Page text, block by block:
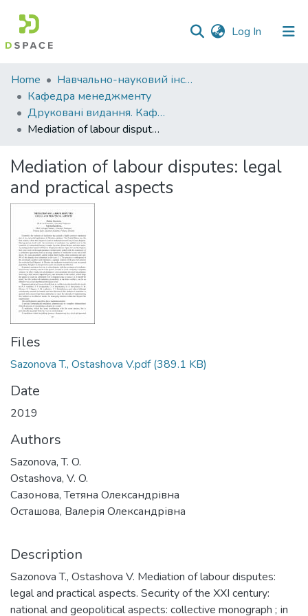
Log In (current)
Communities
&
Collections
Statistics
Home
Навчально-науковий інститут економіки, управління, права та інформаційних технологій
Кафедра менеджменту
Друковані видання. Кафедра менеджменту ім. І.А. Маркіної
Mediation of labour disputes: legal and practical aspects
Mediation of labour disputes: legal
and practical aspects
Files
Sazonova T., Ostashova V.pdf(389.1 KB)
Date
2019
Authors
Sazonova, T. O.
Ostashova, V. O.
Сазонова, Тетяна Олександрівна
Осташова, Валерія Олександрівна
Description
Sazonova T., Ostashova V. Mediation of labour disputes:
legal and practical aspects. Security of the XXI century:
national and geopolitical aspects: collective monograph ; іn